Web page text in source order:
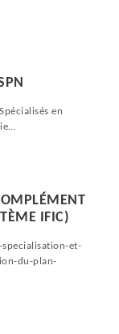
en
IFIC)
et-
du-plan-